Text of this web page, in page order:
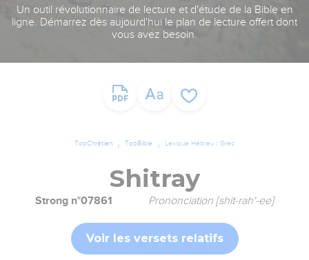
Un outil révolutionnaire de lecture et d'étude de la Bible en
ligne. Démarrez dès aujourd'hui le plan de lecture offert dont
vous avez besoin.
TopChrétien TopBible Lexique Hébreu / Grec
Shitray
Strong n°07861 Prononciation [shit-rah'-ee]
Voir les versets relatifs